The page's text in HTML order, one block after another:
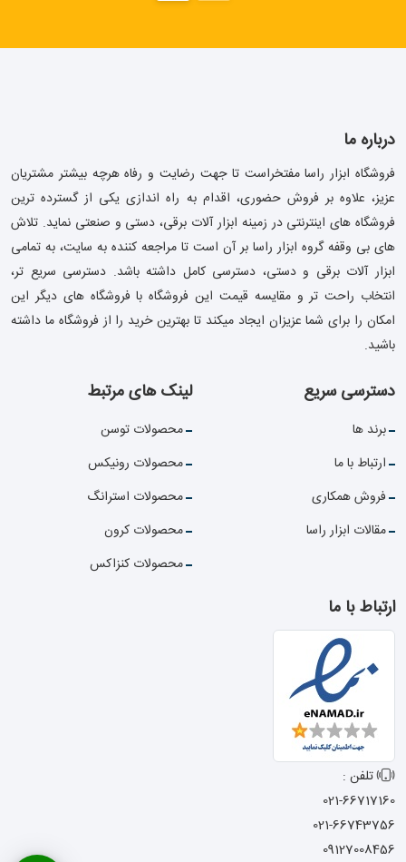
درباره ما
فروشگاه ابزار راسا مفتخراست تا جهت رضایت و رفاه هرچه بیشتر مشتریان
عزیز، علاوه بر فروش حضوری، اقدام به راه اندازی یکی از گسترده ترین
فروشگاه های اینترنتی در زمینه ابزار آلات برقی، دستی و صنعتی نماید. تلاش
های بی وقفه گروه ابزار راسا بر آن است تا مراجعه کننده به سایت، به تمامی
ابزار آلات برقی و دستی، دسترسی کامل داشته باشد. دسترسی سریع تر،
انتخاب راحت تر و مقایسه قیمت این فروشگاه با فروشگاه های دیگر این
امکان را برای شما عزیزان ایجاد میکند تا بهترین خرید را از فروشگاه ما داشته
باشید.
دسترسی سریع
برند ها
ارتباط با ما
فروش همکاری
مقالات ابزار راسا
لینک های مرتبط
محصولات توسن
محصولات رونیکس
محصولات استرانگ
محصولات کرون
محصولات کنزاکس
ارتباط با ما
تلفن :
021-66717160
021-66743756
09127008456